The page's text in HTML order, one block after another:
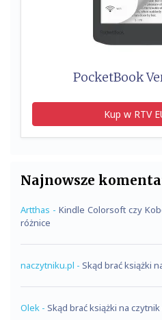
PocketBook
Kup w RTV
Najnowsze
Artthas - Kindle Colorsoft czy
różnice
naczytniku.pl - Skąd brać książki
Olek - Skąd brać książki na